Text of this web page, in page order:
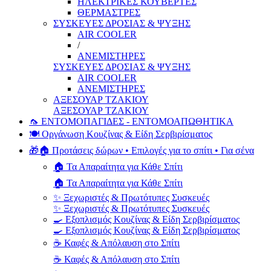
ΘΕΡΜΑΣΤΡΕΣ
ΣΥΣΚΕΥΕΣ ΔΡΟΣΙΑΣ & ΨΥΞΗΣ
AIR COOLER
/
ΑΝΕΜΙΣΤΗΡΕΣ
ΣΥΣΚΕΥΕΣ ΔΡΟΣΙΑΣ & ΨΥΞΗΣ
AIR COOLER
ΑΝΕΜΙΣΤΗΡΕΣ
ΑΞΕΣΟΥΑΡ ΤΖΑΚΙΟΥ
ΑΞΕΣΟΥΑΡ ΤΖΑΚΙΟΥ
🦟 ΕΝΤΟΜΟΠΑΓΙΔΕΣ - ΕΝΤΟΜΟΑΠΩΘΗΤΙΚΑ
🍽️ Οργάνωση Κουζίνας & Είδη Σερβιρίσματος
🎁🏠 Προτάσεις δώρων • Επιλογές για το σπίτι • Για σένα
🏠 Τα Απαραίτητα για Κάθε Σπίτι
🏠 Τα Απαραίτητα για Κάθε Σπίτι
✨ Ξεχωριστές & Πρωτότυπες Συσκευές
✨ Ξεχωριστές & Πρωτότυπες Συσκευές
🍳 Εξοπλισμός Κουζίνας & Είδη Σερβιρίσματος
🍳 Εξοπλισμός Κουζίνας & Είδη Σερβιρίσματος
☕ Καφές & Απόλαυση στο Σπίτι
☕ Καφές & Απόλαυση στο Σπίτι